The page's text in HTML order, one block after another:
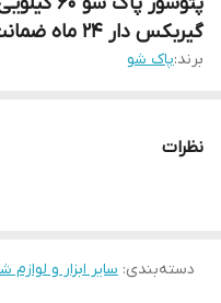
گیربکس دار ۲۴ ماه ضمانت
برند:پاک شو
نظرات
دسته‌بندی: سایر ابزار و